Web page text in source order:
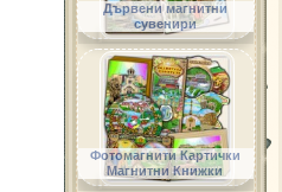
Дървени магнитни
сувенири
Фотомагнити Картички
Магнитни Книжки